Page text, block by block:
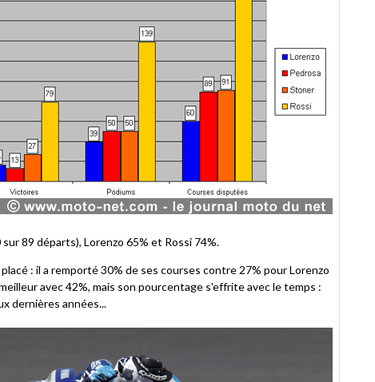
89 départs), Lorenzo 65% et Rossi 74%.
: il a remporté 30% de ses courses contre 27% pour Lorenzo
avec 42%, mais son pourcentage s'effrite avec le temps :
dernières années...